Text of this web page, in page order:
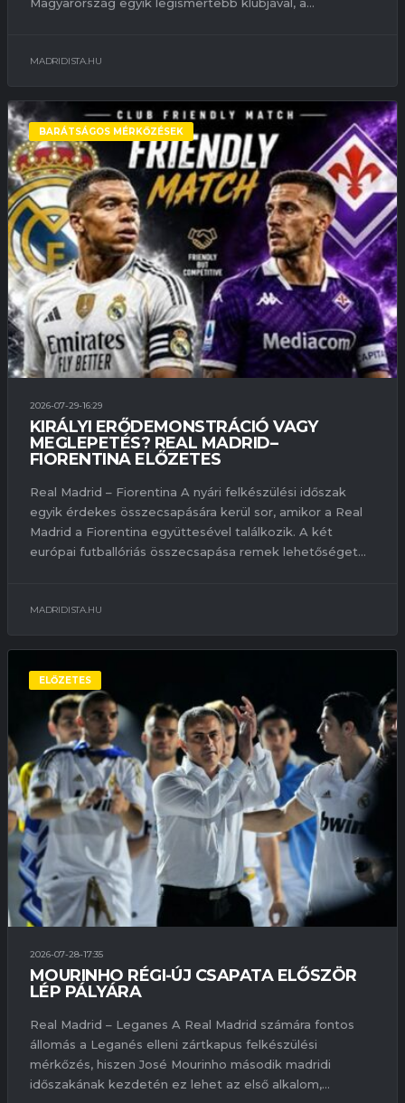
MADRIDISTA.HU
BARÁTSÁGOS MÉRKŐZÉSEK
2026-07-29-16:29
KIRÁLYI ERŐDEMONSTRÁCIÓ VAGY
MEGLEPETÉS? REAL MADRID–
FIORENTINA ELŐZETES
Real Madrid – Fiorentina A nyári felkészülési időszak
egyik érdekes összecsapására kerül sor, amikor a Real
Madrid a Fiorentina együttesével találkozik. A két
európai futballóriás összecsapása remek lehetőséget...
MADRIDISTA.HU
ELŐZETES
2026-07-28-17:35
MOURINHO RÉGI-ÚJ CSAPATA ELŐSZÖR
LÉP PÁLYÁRA
Real Madrid – Leganes A Real Madrid számára fontos
állomás a Leganés elleni zártkapus felkészülési
mérkőzés, hiszen José Mourinho második madridi
időszakának kezdetén ez lehet az első alkalom,...